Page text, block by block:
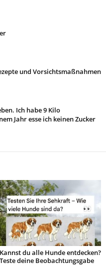
und Vorsichtsmaßnahmen
Ich habe 9 Kilo
Jahr esse ich keinen Zucker
Kannst du alle Hunde entdecken?
Teste deine Beobachtungsgabe